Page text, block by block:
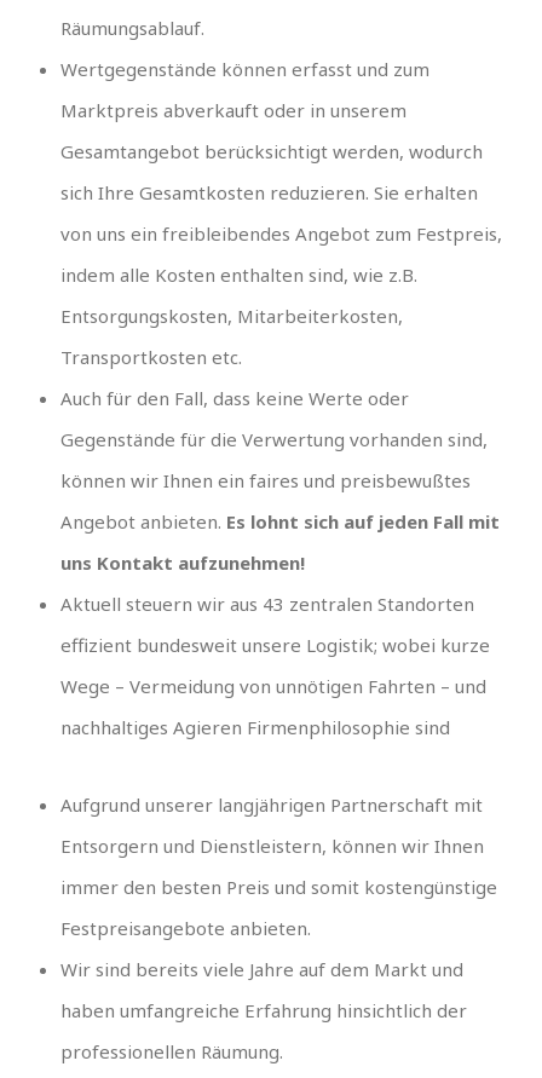
Räumungsablauf.
Wertgegenstände können erfasst und zum
Marktpreis abverkauft oder in unserem
Gesamtangebot berücksichtigt werden, wodurch
sich Ihre Gesamtkosten reduzieren. Sie erhalten
von uns ein freibleibendes Angebot zum Festpreis,
indem alle Kosten enthalten sind, wie z.B.
Entsorgungskosten, Mitarbeiterkosten,
Transportkosten etc.
Auch für den Fall, dass keine Werte oder
Gegenstände für die Verwertung vorhanden sind,
können wir Ihnen ein faires und preisbewußtes
Angebot anbieten. Es lohnt sich auf jeden Fall mit
uns Kontakt aufzunehmen!
Aktuell steuern wir aus 43 zentralen Standorten
effizient bundesweit unsere Logistik; wobei kurze
Wege – Vermeidung von unnötigen Fahrten – und
nachhaltiges Agieren Firmenphilosophie sind
Aufgrund unserer langjährigen Partnerschaft mit
Entsorgern und Dienstleistern, können wir Ihnen
immer den besten Preis und somit kostengünstige
Festpreisangebote anbieten.
Wir sind bereits viele Jahre auf dem Markt und
haben umfangreiche Erfahrung hinsichtlich der
professionellen Räumung.